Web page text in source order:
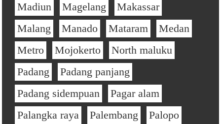
Madiun
Magelang
Makassar
Malang
Manado Mataram
Medan
Metro
Mojokerto
North maluku
Padang
Padang panjang
Padang sidempuan
Pagar alam
Palangka raya
Palembang Palopo